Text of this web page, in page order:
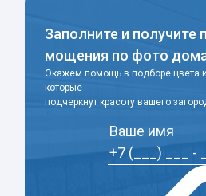
Заполните и получите
мощения по фото
Окажем помощь в подборе цвета
которые
подчеркнут красоту вашего